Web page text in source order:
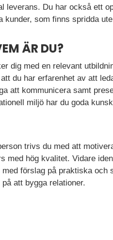
leverans. Du har också ett
kunder, som finns spridda
ÄR DU?
dig med en relevant
du har erfarenhet av att
att kommunicera samt
miljö har du goda
trivs du med att
med hög kvalitet. Vidare
med förslag på praktiska och
på att bygga relationer.